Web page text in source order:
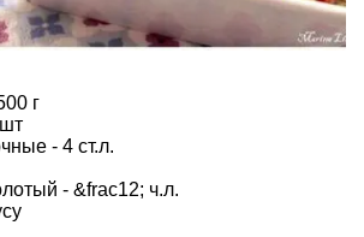
г
- 4 ст.л.
- &frac12; ч.л.